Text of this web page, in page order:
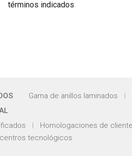
términos indicados
Gama de anillos laminados
Homologaciones de
tecnológicos